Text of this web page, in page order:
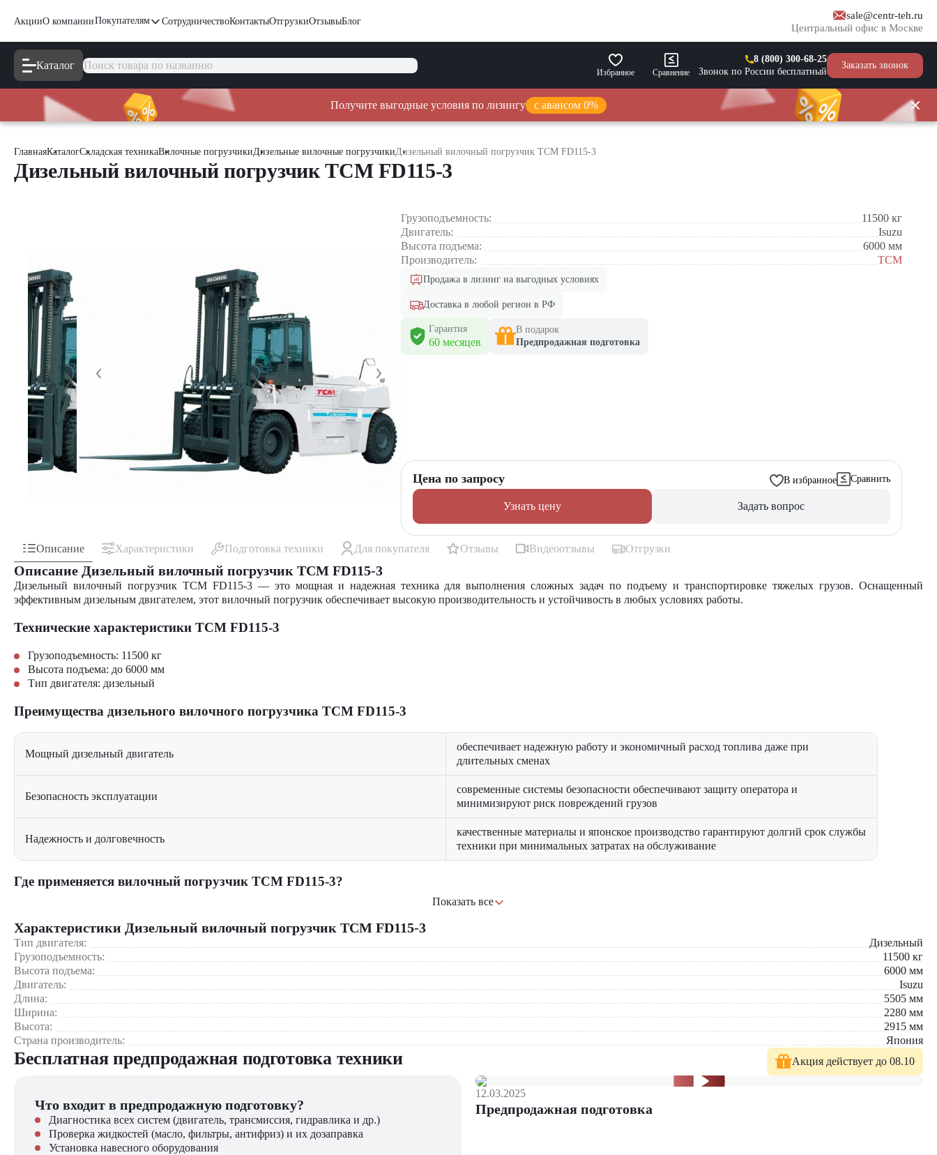
АкцииО компанииПокупателям СотрудничествоКонтактыОтгрузкиОтзывыБлог
sale@centr-teh.ru
Центральный офис в Москве
Каталог
Избранное Сравнение
8 (800) 300-68-25
Звонок по России бесплатный
Заказать звонок
Получите выгодные условия по лизингу с авансом 0%
ГлавнаяКаталогСкладская техникаВилочные погрузчикиДизельные вилочные погрузчикиДизельный вилочный погрузчик TCM FD115-3
Дизельный вилочный погрузчик TCM FD115-3
Грузоподъемность: 11500 кг
Двигатель:
Isuzu
Высота подъема:
6000 мм
Производитель:
TCM
Продажа в лизинг на выгодных условиях
Доставка в любой регион в РФ
Гарантия
60 месяцев
В подарок
Предпродажная подготовка
Цена по запросу В избранное Сравнить
Узнать цену Задать вопрос
Описание Характеристики Подготовка техники Для покупателя Отзывы Видеоотзывы Отгрузки
Описание Дизельный вилочный погрузчик TCM FD115-3
Дизельный вилочный погрузчик TCM FD115-3 — это мощная и надежная техника для выполнения сложных задач по подъему и транспортировке тяжелых грузов. Оснащенный
эффективным дизельным двигателем, этот вилочный погрузчик обеспечивает высокую производительность и устойчивость в любых условиях работы.
Технические характеристики TCM FD115-3
Грузоподъемность: 11500 кг
Высота подъема: до 6000 мм
Тип двигателя: дизельный
Преимущества дизельного вилочного погрузчика TCM FD115-3
Мощный дизельный двигатель
обеспечивает надежную работу и экономичный расход топлива даже при
длительных сменах
Безопасность эксплуатации
современные системы безопасности обеспечивают защиту оператора и
минимизируют риск повреждений грузов
Надежность и долговечность
качественные материалы и японское производство гарантируют долгий срок службы
техники при минимальных затратах на обслуживание
Где применяется вилочный погрузчик TCM FD115-3?
Логистические центры и склады с интенсивным грузооборотом
Строительные площадки с необходимостью подъема тяжелых материалов
Транспортные и распределительные базы
Металлургические и машиностроительные заводы
Почему стоит выбрать TCM FD115-3?
Высокая производительность при работе с тяжелыми грузами
Надежность и качество японского производителя
Экономичный дизельный двигатель снижает эксплуатационные расходы
Комфорт и безопасность для оператора в любых условиях
Купить дизельный вилочный погрузчик TCM FD115-3 в компании "ЦТО"
Компания "ЦТО" – официальный дилер техники TCM, предлагающий новые модели складского оборудования с гарантией. У нас вы найдете: широкий выбор спецтехники, вилочных
погрузчиков, малой складской техники, навесного оборудования, запчасти для долгосрочной эксплуатации, профессиональные консультации по выбору техники.
Показать все
Характеристики Дизельный вилочный погрузчик TCM FD115-3
Тип двигателя:
Дизельный
Грузоподъемность:
11500 кг
Высота подъема:
6000 мм
Двигатель:
Isuzu
Длина:
5505 мм
Ширина:
2280 мм
Высота:
2915 мм
Страна производитель:
Япония
Бесплатная предпродажная подготовка техники Акция действует до 08.10
Что входит в предпродажную подготовку?
Диагностика всех систем (двигатель, трансмиссия, гидравлика и др.)
Проверка жидкостей (масло, фильтры, антифриз) и их дозаправка
Установка навесного оборудования
12.03.2025
Предпродажная подготовка